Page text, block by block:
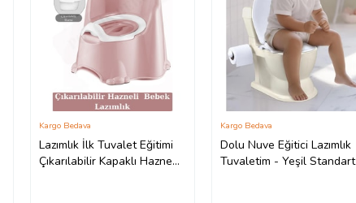
Lazımlık İlk Tuvalet Eğitimi
Çıkarılabilir Kapaklı Hazne
Kargo Bedava
Dolu Nuve Eğitici Lazımlık
Tuvaletim - Yeşil Standart
Kargo Bedava